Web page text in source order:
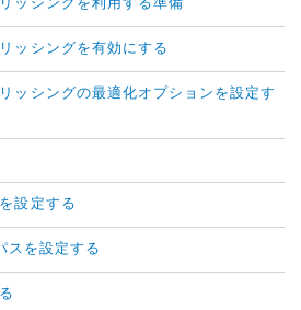
ッシングを利用する準備
ッシングを有効にする
ッシングの最適化オプションを設定す
設定する
スを設定する